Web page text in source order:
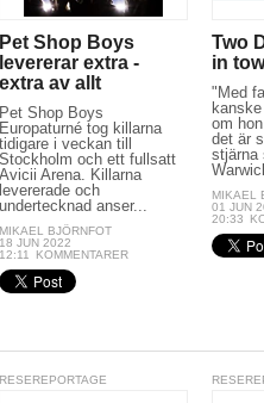
Pet Shop Boys
levererar extra -
extra av allt
Pet Shop Boys
Europaturné tog killarna
tidigare i veckan till
Stockholm och ett fullsatt
Avicii Arena. Killarna
levererade och
undertecknad anser...
MIKAEL BJÖRNFOT
18 JUN 2022
12:11
KOMMENTARER
Two
in
"Med
om
det är
stjärna
MIKAEL
01 JUN
20:33
RESEREPORTAGE